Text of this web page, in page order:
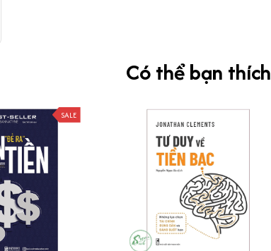
Có thể bạn thích
SALE